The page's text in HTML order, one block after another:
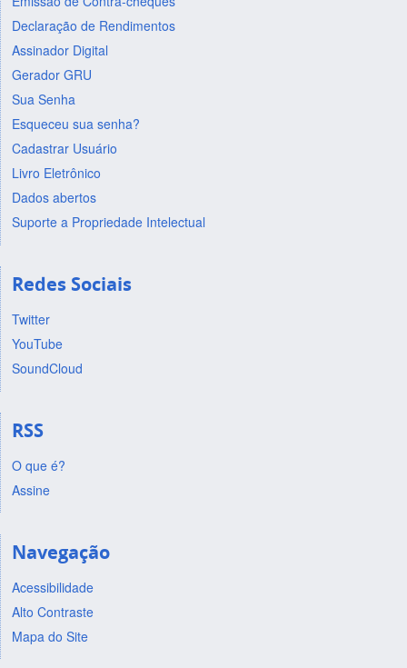
Declaração de Rendimentos
Assinador Digital
Gerador GRU
Sua Senha
Esqueceu sua senha?
Cadastrar Usuário
Livro Eletrônico
Dados abertos
Suporte a Propriedade Intelectual
Redes Sociais
Twitter
YouTube
SoundCloud
RSS
O que é?
Assine
Navegação
Acessibilidade
Alto Contraste
Mapa do Site